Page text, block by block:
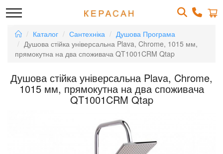
Каталог Сантехніка
Душова Програма
Душова стійка універсальна Plava, Chrome, 1015 мм,
прямокутна на два споживача QT1001CRM Qtap
Душова стійка універсальна Plava, Chrome,
1015 мм, прямокутна на два споживача
QT1001CRM Qtap